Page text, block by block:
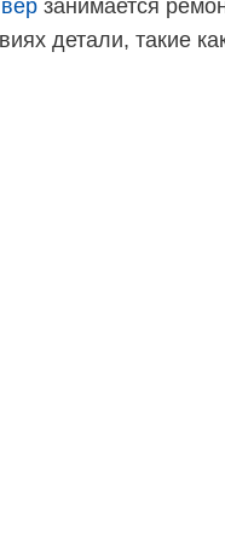
занимается
детали, такие